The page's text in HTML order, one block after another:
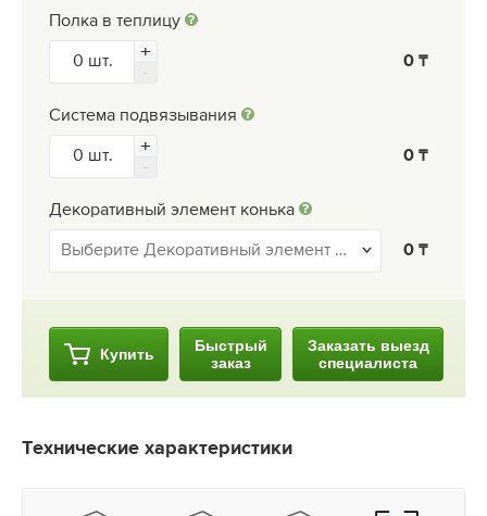
Полка в теплицу
0
Система подвязывания
0
Декоративный элемент конька
0
Купить
Быстрый
заказ
Заказать выезд
специалиста
Технические характеристики